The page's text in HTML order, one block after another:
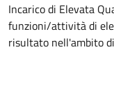
Incarico di Elevata
funzioni/attività di
risultato nell'ambito